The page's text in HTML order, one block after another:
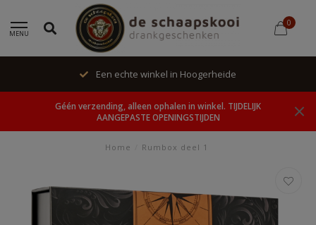
MENU
0
Een echte winkel in Hoogerheide
Géén verzending, alleen ophalen in winkel. TIJDELIJK
AANGEPASTE OPENINGSTIJDEN
Home Rumbox deel 1